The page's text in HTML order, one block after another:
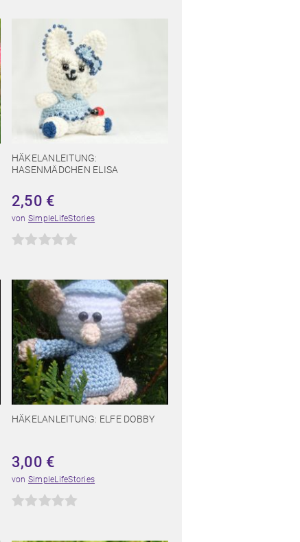
HÄKELANLEITUNG:
HASENMÄDCHEN ELISA
2,50 €
von SimpleLifeStories
HÄKELANLEITUNG: ELFE DOBBY
3,00 €
von SimpleLifeStories